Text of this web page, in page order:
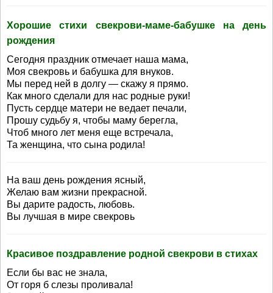
Хорошие стихи свекрови-маме-бабушке на день
рождения
Сегодня праздник отмечает наша мама,
Моя свекровь и бабушка для внуков.
Мы перед ней в долгу — скажу я прямо.
Как много сделали для нас родные руки!
Пусть сердце матери не ведает печали,
Прошу судьбу я, чтобы маму берегла,
Чтоб много лет меня еще встречала,
Та женщина, что сына родила!
На ваш день рождения ясный,
Желаю вам жизни прекрасной.
Вы дарите радость, любовь.
Вы лучшая в мире свекровь
Красивое поздравление родной свекрови в стихах
Если бы вас не знала,
От горя б слезы проливала!